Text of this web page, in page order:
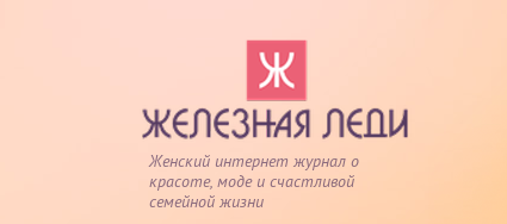
Женский интернет журнал о
красоте, моде и счастливой
семейной жизни